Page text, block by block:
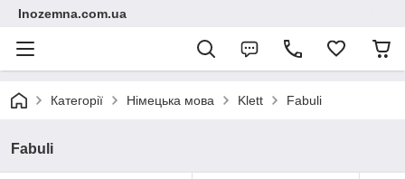
Inozemna.com.ua
Категорії Німецька мова Klett Fabuli
Fabuli